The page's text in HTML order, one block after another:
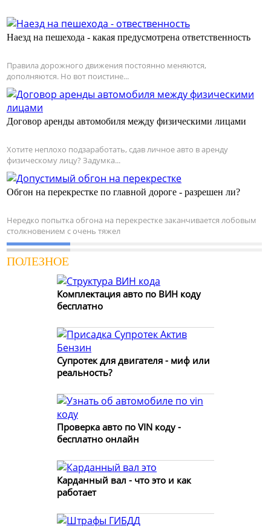
Наезд на пешехода - какая предусмотрена ответственность
Правила дорожного движения постоянно меняются,
дополняются. Но вот поистине...
Договор аренды автомобиля между физическими лицами
Хотите неплохо подзаработать, сдав личное авто в аренду
физическому лицу? Задумка...
Обгон на перекрестке по главной дороге - разрешен ли?
Нередко попытка обгона на перекрестке заканчивается лобовым
столкновением с очень тяжел
ПОЛЕЗНОЕ
Комплектация авто по ВИН коду
бесплатно
Супротек для двигателя - миф или
реальность?
Проверка авто по VIN коду -
бесплатно онлайн
Карданный вал - что это и как
работает